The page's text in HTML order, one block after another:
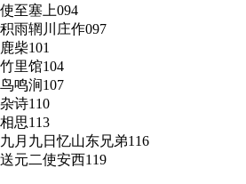
使至塞上094
积雨辋川庄作097
鹿柴101
竹里馆104
鸟鸣涧107
杂诗110
相思113
九月九日忆山东兄弟116
送元二使安西119